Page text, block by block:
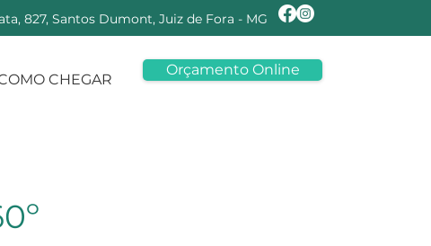
827, Santos Dumont, Juiz de Fora - MG
CHEGAR
Orçamento Online